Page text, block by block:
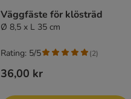
Väggfäste för klösträd
Ø 8,5 x L 35 cm
36,00 kr
Rating: 5/5 (2)